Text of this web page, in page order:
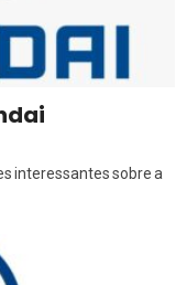
interessantes sobre a